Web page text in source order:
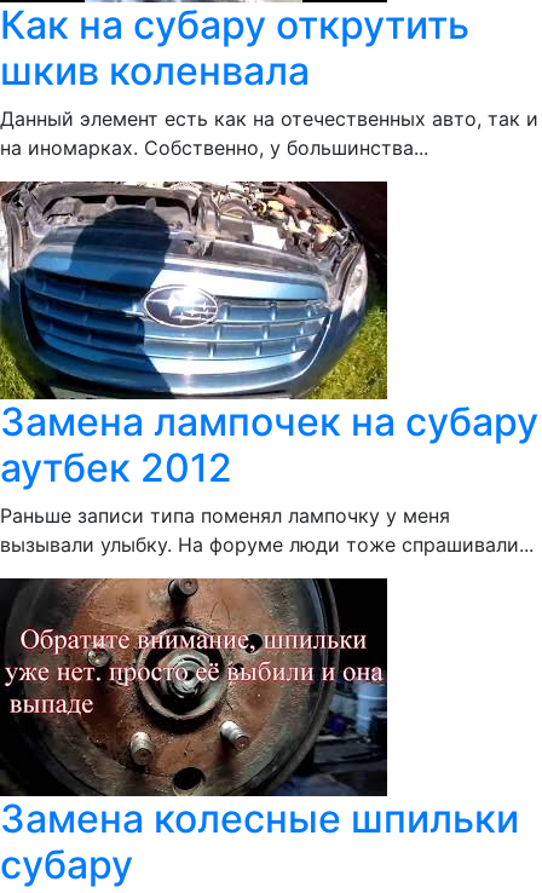
Как на субару открутить
шкив коленвала
Данный элемент есть как на отечественных авто, так и
на иномарках. Собственно, у большинства...
Замена лампочек на субару
аутбек 2012
Раньше записи типа поменял лампочку у меня
вызывали улыбку. На форуме люди тоже спрашивали...
Замена колесные шпильки
субару